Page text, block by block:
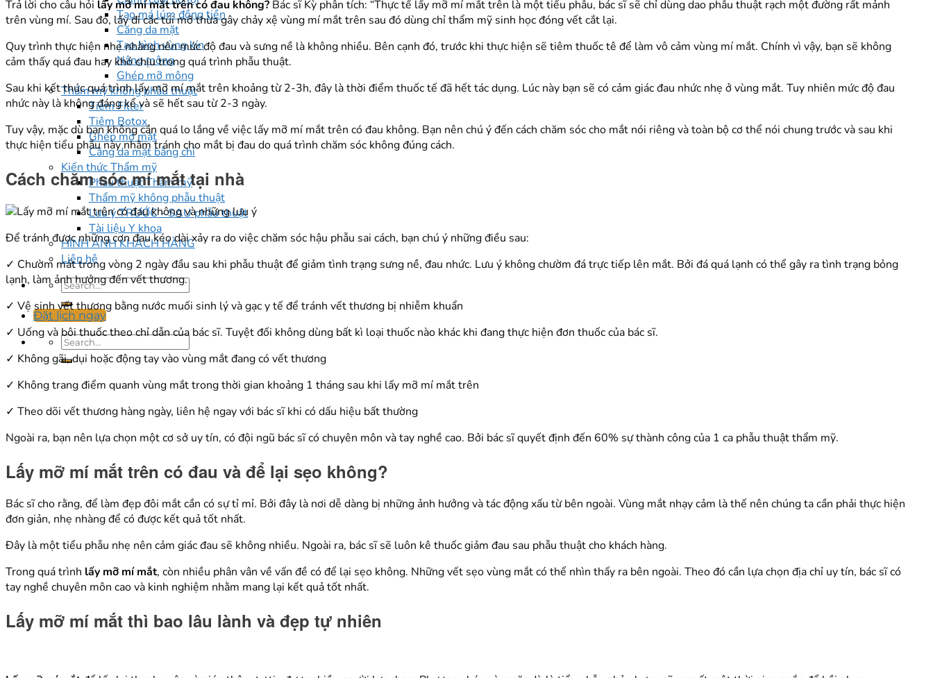
Tạo má lúm đồng tiền
Căng da mặt
Tạo hình vùng kín
Nâng mông
Ghép mỡ mông
Thẩm mỹ không phẫu thuật
Tiêm Filler
Tiêm Botox
Ghép mỡ mặt
Căng da mặt bằng chỉ
Kiến thức Thẩm mỹ
Phẫu thuật Thẩm mỹ
Thẩm mỹ không phẫu thuật
Lưu ý TRƯỚC - SAU phẫu thuật
Tài liệu Y khoa
HÌNH ẢNH KHÁCH HÀNG
Liên hệ
Đặt lịch ngay
Trả lời cho câu hỏi lấy mỡ mí mắt trên có đau không? Bác sĩ Kỳ phân tích: “Thực tế lấy mỡ mí mắt trên là một tiểu phẫu, bác sĩ sẽ chỉ dùng dao phẫu thuật rạch một đường rất mảnh
trên vùng mí. Sau đó, lấy đi các túi mỡ thừa gây chảy xệ vùng mí mắt trên sau đó dùng chỉ thẩm mỹ sinh học đóng vết cắt lại.
Quy trình thực hiện nhẹ nhàng nên mức độ đau và sưng nề là không nhiều. Bên cạnh đó, trước khi thực hiện sẽ tiêm thuốc tê để làm vô cảm vùng mí mắt. Chính vì vậy, bạn sẽ không
cảm thấy quá đau hay khó chịu trong quá trình phẫu thuật.
Sau khi kết thúc quá trình lấy mỡ mí mắt trên khoảng từ 2-3h, đây là thời điểm thuốc tế đã hết tác dụng. Lúc này bạn sẽ có cảm giác đau nhức nhẹ ở vùng mắt. Tuy nhiên mức độ đau
nhức này là không đáng kể và sẽ hết sau từ 2-3 ngày.
Tuy vậy, mặc dù bạn không cần quá lo lắng về việc lấy mỡ mí mắt trên có đau không. Bạn nên chú ý đến cách chăm sóc cho mắt nói riêng và toàn bộ cơ thể nói chung trước và sau khi
thực hiện tiểu phẫu này nhằm tránh cho mắt bị đau do quá trình chăm sóc không đúng cách.
Cách chăm sóc mí mắt tại nhà
Để tránh được những cơn đau kéo dài xảy ra do việc chăm sóc hậu phẫu sai cách, bạn chú ý những điều sau:
✓ Chườm mát trong vòng 2 ngày đầu sau khi phẫu thuật để giảm tình trạng sưng nề, đau nhức. Lưu ý không chườm đá trực tiếp lên mắt. Bởi đá quá lạnh có thể gây ra tình trạng bỏng
lạnh, làm ảnh hưởng đến vết thương.
✓ Vệ sinh vết thương bằng nước muối sinh lý và gạc y tế để tránh vết thương bị nhiễm khuẩn
✓ Uống và bôi thuốc theo chỉ dẫn của bác sĩ. Tuyệt đối không dùng bất kì loại thuốc nào khác khi đang thực hiện đơn thuốc của bác sĩ.
✓ Không gãi, dụi hoặc động tay vào vùng mắt đang có vết thương
✓ Không trang điểm quanh vùng mắt trong thời gian khoảng 1 tháng sau khi lấy mỡ mí mắt trên
✓ Theo dõi vết thương hàng ngày, liên hệ ngay với bác sĩ khi có dấu hiệu bất thường
Ngoài ra, bạn nên lựa chọn một cơ sở uy tín, có đội ngũ bác sĩ có chuyên môn và tay nghề cao. Bởi bác sĩ quyết định đến 60% sự thành công của 1 ca phẫu thuật thẩm mỹ.
Lấy mỡ mí mắt trên có đau và để lại sẹo không?
Bác sĩ cho rằng, để làm đẹp đôi mắt cần có sự tỉ mỉ. Bởi đây là nơi dễ dàng bị những ảnh hưởng và tác động xấu từ bên ngoài. Vùng mắt nhạy cảm là thế nên chúng ta cần phải thực hiện
đơn giản, nhẹ nhàng để có được kết quả tốt nhất.
Đây là một tiểu phẫu nhẹ nên cảm giác đau sẽ không nhiều. Ngoài ra, bác sĩ sẽ luôn kê thuốc giảm đau sau phẫu thuật cho khách hàng.
Trong quá trình lấy mỡ mí mắt, còn nhiều phân vân về vấn đề có để lại sẹo không. Những vết sẹo vùng mắt có thể nhìn thấy ra bên ngoài. Theo đó cần lựa chọn địa chỉ uy tín, bác sĩ có
tay nghề chuyên môn cao và kinh nghiệm nhằm mang lại kết quả tốt nhất.
Lấy mỡ mí mắt thì bao lâu lành và đẹp tự nhiên